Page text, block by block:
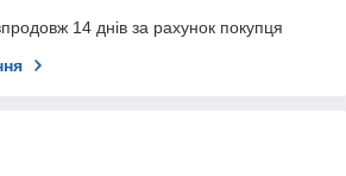
14 днів за рахунок покупця